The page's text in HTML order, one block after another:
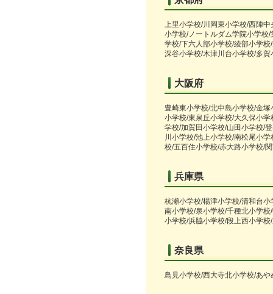
上里小学校/川岡東小学校/西陣
小学校/ノートルダム学院小学校
学校/下六人部小学校/綾部小学
深谷小学校/木津川台小学校/多賀
大阪府
豊崎東小学校/北中島小学校/金
小学校/東泉丘小学校/大久保小
学校/加賀田小学校/山田小学校/
川小学校/池上小学校/南松尾小
校/五百住小学校/赤大路小学校/
兵庫県
杭瀬小学校/楊津小学校/清和台
南小学校/泉小学校/千種北小学
小学校/浜脇小学校/段上西小学
奈良県
鳥見小学校/西大寺北小学校/あ